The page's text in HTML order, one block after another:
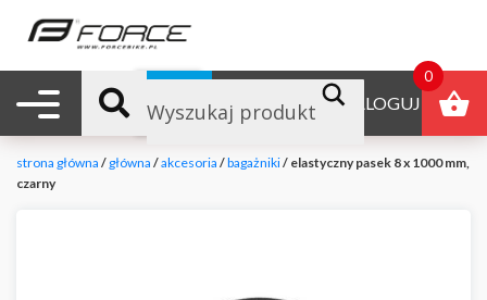
Nawigacja mobilna ZALOGUJ
B2B
strona główna / główna /akcesoria /bagażniki/ elastyczny pasek 8 x 1000 mm,
czarny
0